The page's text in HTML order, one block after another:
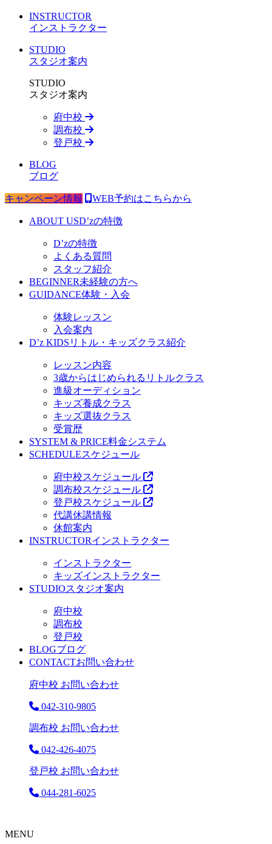
INSTRUCTOR
インストラクター
STUDIO
スタジオ案内
STUDIO
スタジオ案内
府中校
調布校
登戸校
BLOG
ブログ
キャンペーン情報 WEB予約はこちらから
ABOUT USD’zの特徴
D’zの特徴
よくある質問
スタッフ紹介
BEGINNER未経験の方へ
GUIDANCE体験・入会
体験レッスン
入会案内
D’z KIDS リトル・キッズクラス紹介
レッスン内容
3歳からはじめられるリトルクラス
進級オーディション
キッズ養成クラス
キッズ選抜クラス
受賞歴
SYSTEM & PRICE料金システム
SCHEDULEスケジュール
府中校スケジュール
調布校スケジュール
登戸校スケジュール
代講休講情報
休館案内
INSTRUCTORインストラクター
インストラクター
キッズインストラクター
STUDIOスタジオ案内
府中校
調布校
登戸校
BLOGブログ
CONTACTお問い合わせ
府中校 お問い合わせ
042-310-9805
調布校 お問い合わせ
042-426-4075
登戸校 お問い合わせ
044-281-6025
MENU